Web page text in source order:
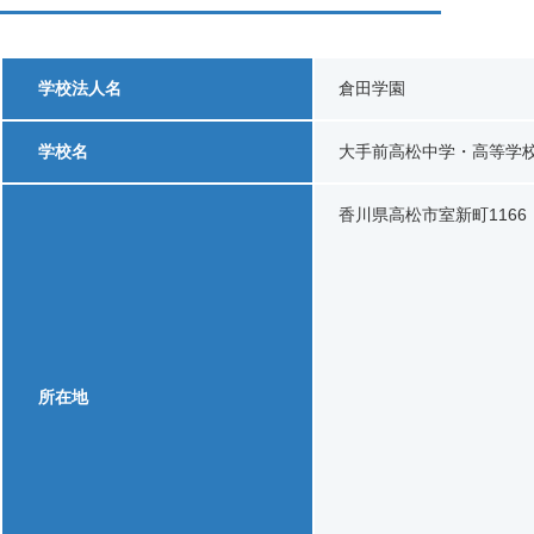
学校法人名 倉田学園
学校名 大手前高松中学・高等学
所在地
香川県高松市室新町1166